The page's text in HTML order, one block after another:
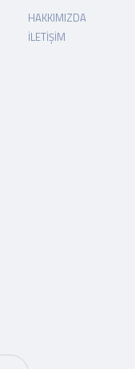
HAKKIMIZDA
İLETIŞIM